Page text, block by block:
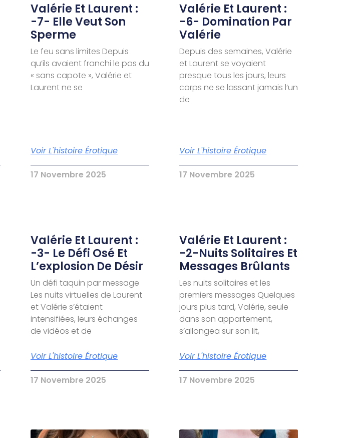
Valérie Et Laurent :
-7- Elle Veut Son
Sperme
Le feu sans limites Depuis
qu’ils avaient franchi le pas du
« sans capote », Valérie et
Laurent ne se
Voir L'histoire Érotique
17 Novembre 2025
Valérie Et Laurent :
-6- Domination Par
Valérie
Depuis des semaines, Valérie
et Laurent se voyaient
presque tous les jours, leurs
corps ne se lassant jamais l’un
de
Voir L'histoire Érotique
17 Novembre 2025
Valérie Et Laurent :
-3- Le Défi Osé Et
L’explosion De Désir
Un défi taquin par message
Les nuits virtuelles de Laurent
et Valérie s’étaient
intensifiées, leurs échanges
de vidéos et de
Voir L'histoire Érotique
17 Novembre 2025
Valérie Et Laurent :
-2-Nuits Solitaires Et
Messages Brûlants
Les nuits solitaires et les
premiers messages Quelques
jours plus tard, Valérie, seule
dans son appartement,
s’allongea sur son lit,
Voir L'histoire Érotique
17 Novembre 2025